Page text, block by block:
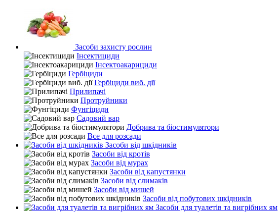
Засоби захисту рослин
Інсектициди
Інсектоакарициди
Гербіциди
Гербіциди виб. дії
Прилипачі
Протруйники
Фунгіциди
Садовий вар
Добрива та біостимулятори
Все для розсади
Засоби від шкідників
Засоби від кротів
Засоби від мурах
Засоби від капустянки
Засоби від слимаків
Засоби від мишей
Засоби від побутових шкідників
Засоби для туалетів та вигрібних ям